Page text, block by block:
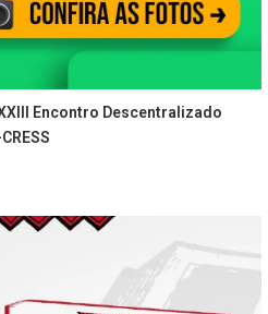
Encontro Descentralizado